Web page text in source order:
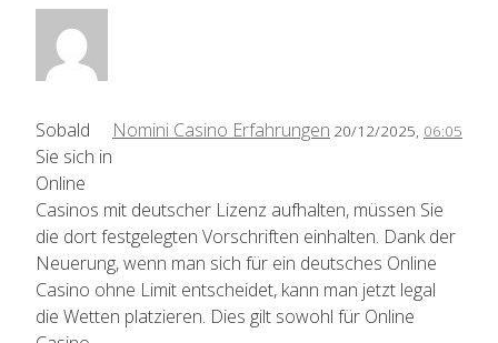
Nomini Casino Erfahrungen 20/12/2025, 06:05
Sobald
Sie sich in
Online
Casinos mit deutscher Lizenz aufhalten, müssen Sie
die dort festgelegten Vorschriften einhalten. Dank der
Neuerung, wenn man sich für ein deutsches Online
Casino ohne Limit entscheidet, kann man jetzt legal
die Wetten platzieren. Dies gilt sowohl für Online